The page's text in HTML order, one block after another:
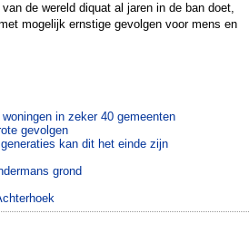
de wereld diquat al jaren in de ban doet,
mogelijk ernstige gevolgen voor mens en
in zeker 40 gemeenten
gevolgen
kan dit het einde zijn
grond